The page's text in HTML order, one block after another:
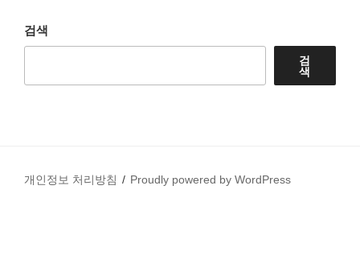
검색
검
색
개인정보 처리방침 Proudly powered by WordPress